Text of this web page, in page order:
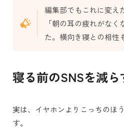
編集部でもこれに変え
「朝の耳の疲れがな
た。横向き寝との相性
寝る前のSNSを減ら
実は、イヤホンよりこっちのほ
す。